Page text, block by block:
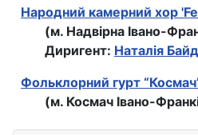
Народний камерний хор
(м. Надвірна Івано-
Диригент: Наталія
Фольклорний гурт
(м. Космач Івано-